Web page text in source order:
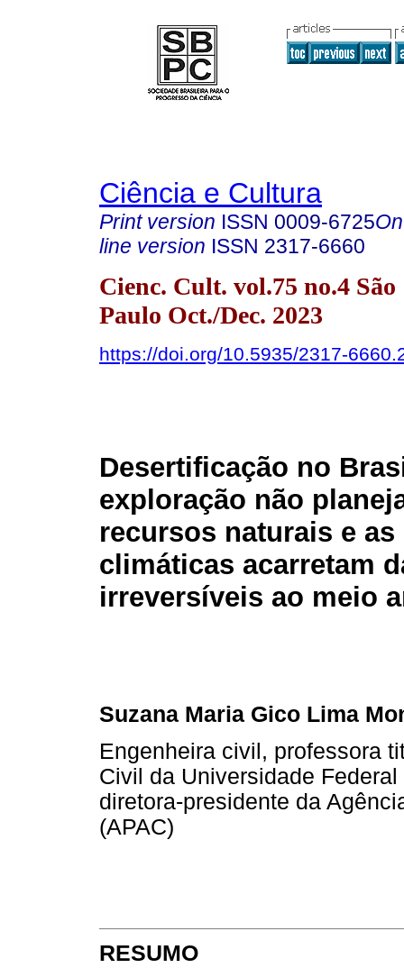
Ciência e Cultura
Print version ISSN 0009-6725
line version ISSN 2317-6660
Cienc. Cult. vol.75 no.4 São
Paulo Oct./Dec. 2023
https://doi.org/10.5935/2317-
Desertificação no
exploração não
recursos naturais e as
climáticas acarretam
irreversíveis ao meio
Suzana Maria Gico Lima
Engenheira civil, professora
Civil da Universidade
diretora-presidente da
(APAC)
RESUMO